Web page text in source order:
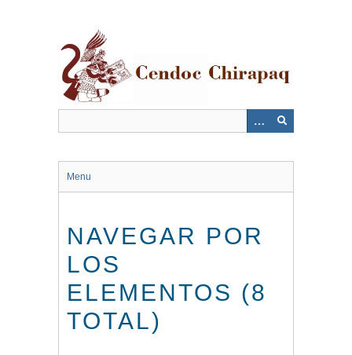
Menu
NAVEGAR POR
LOS
ELEMENTOS (8
TOTAL)